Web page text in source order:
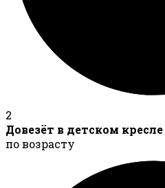
2
Довезёт в детском кресле
по возрасту